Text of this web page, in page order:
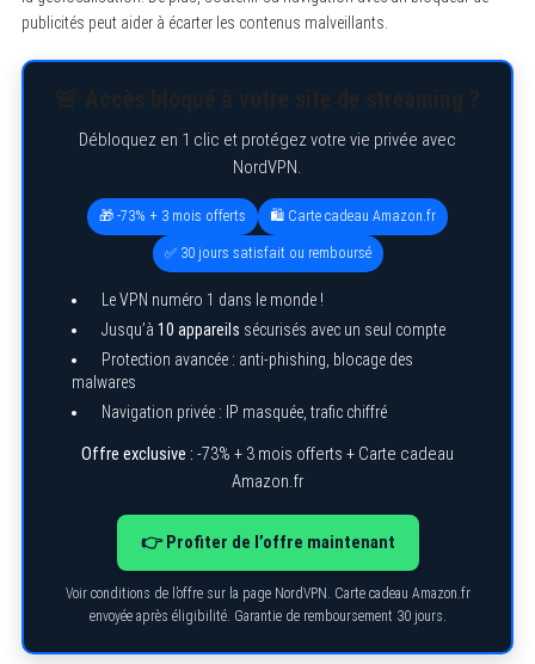
publicités peut aider à écarter les contenus malveillants.
Débloquez en 1 clic et protégez votre vie privée avec
NordVPN.
🎁 -73% + 3 mois offerts 🛍️ Carte cadeau Amazon.fr
✅ 30 jours satisfait ou remboursé
Le VPN numéro 1 dans le monde !
Jusqu’à 10 appareils sécurisés avec un seul compte
Protection avancée : anti-phishing, blocage des
malwares
Navigation privée : IP masquée, trafic chiffré
Offre exclusive : -73% + 3 mois offerts + Carte cadeau
Amazon.fr
👉 Profiter de l’offre maintenant
Voir conditions de l’offre sur la page NordVPN. Carte cadeau Amazon.fr
envoyée après éligibilité. Garantie de remboursement 30 jours.